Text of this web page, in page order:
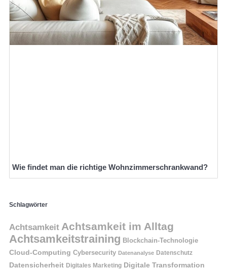
Wie findet man die richtige Wohnzimmerschrankwand?
Schlagwörter
Achtsamkeit Achtsamkeit im Alltag
Achtsamkeitstraining Blockchain-Technologie
Cloud-Computing Cybersecurity Datenanalyse Datenschutz
Datensicherheit Digitales Marketing Digitale Transformation